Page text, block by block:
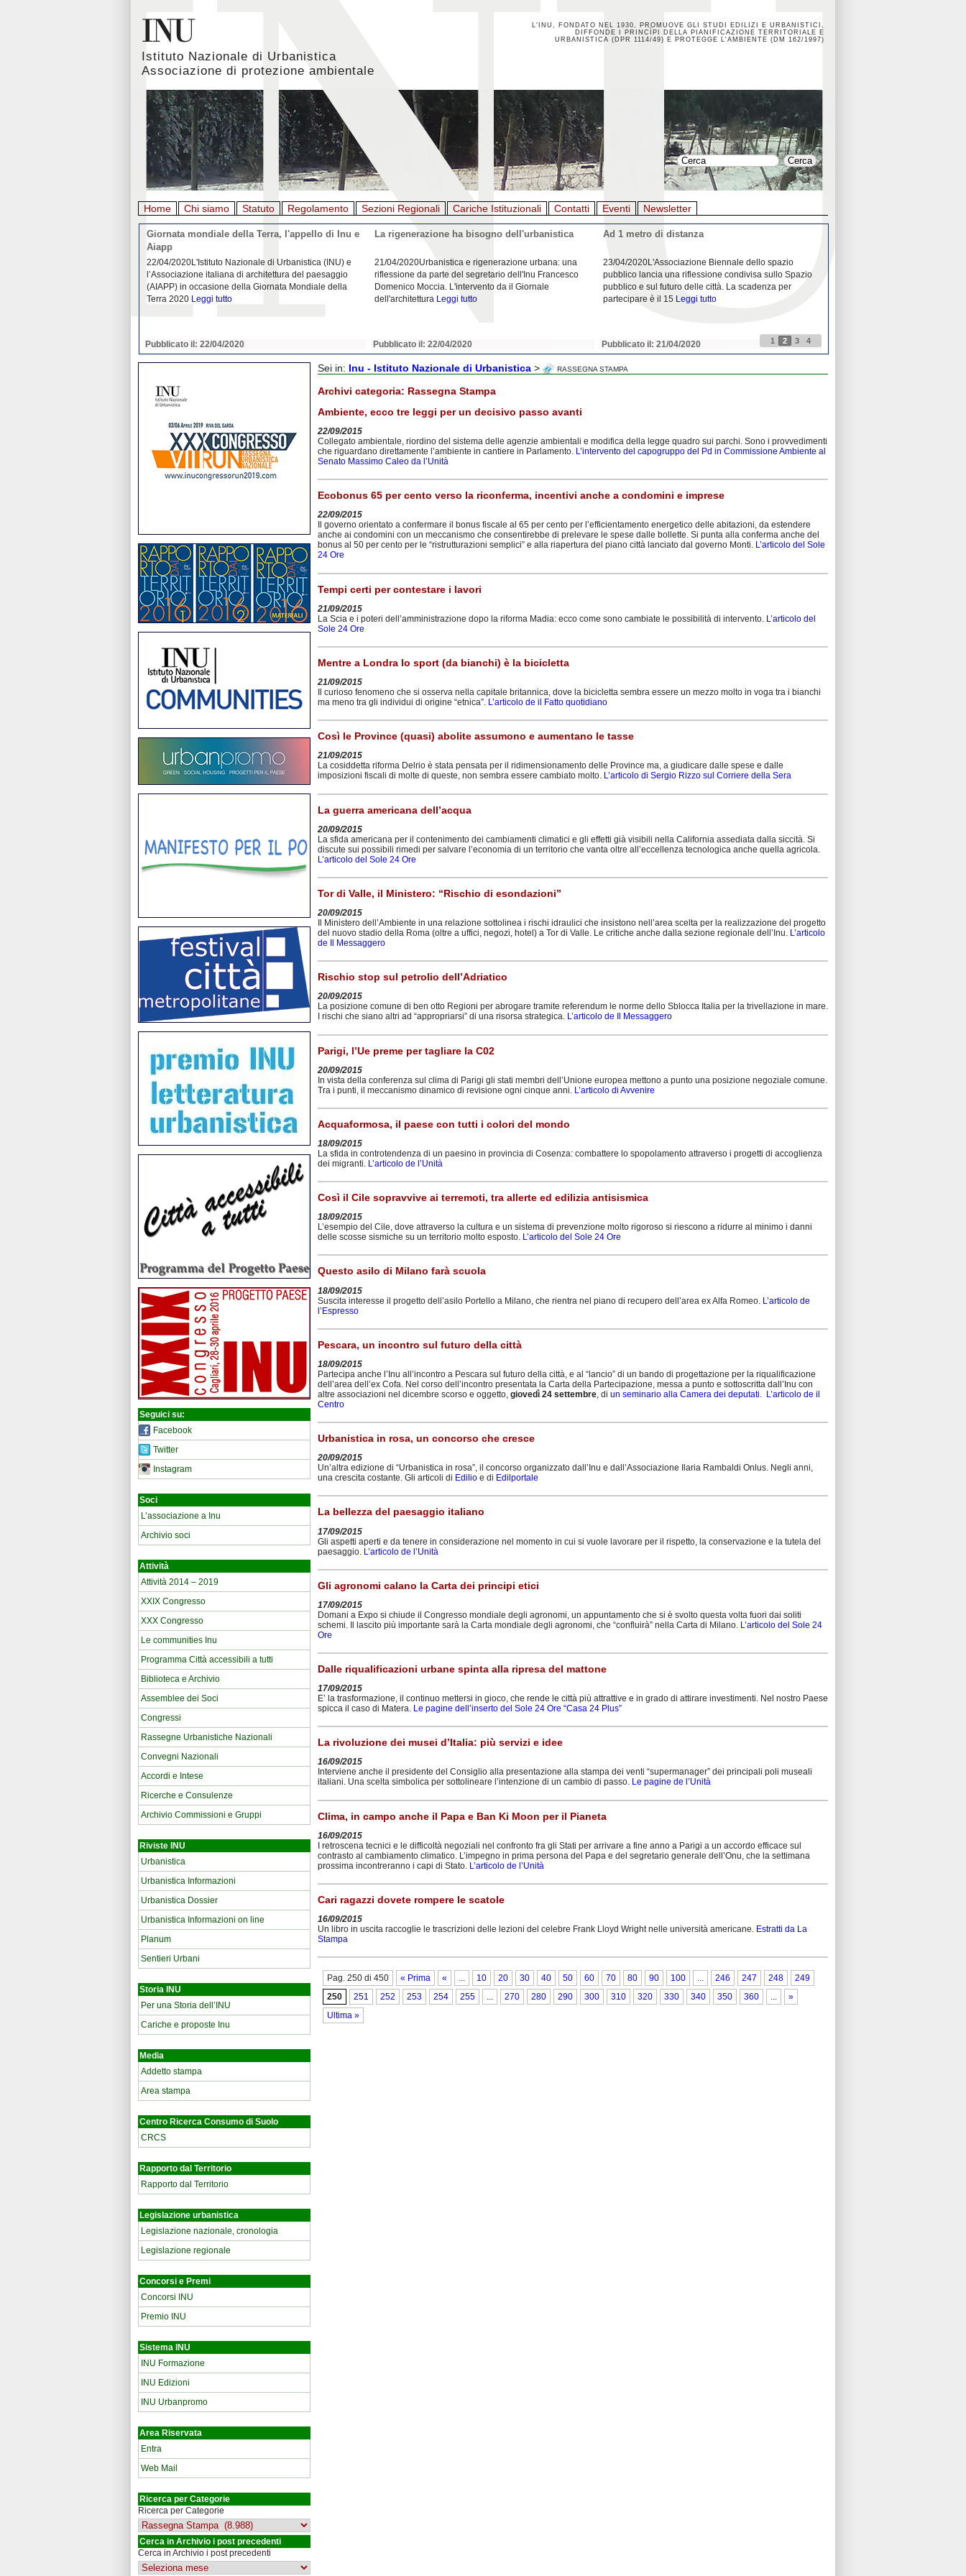
Istituto Nazionale di Urbanistica
Associazione di protezione ambientale
L'INU, FONDATO NEL 1930, PROMUOVE GLI STUDI EDILIZI E URBANISTICI,
DIFFONDE I PRINCÌPI DELLA PIANIFICAZIONE TERRITORIALE E
URBANISTICA (DPR 1114/49) E PROTEGGE L'AMBIENTE (DM 162/1997)
Home Chi siamo Statuto Regolamento Sezioni Regionali Cariche Istituzionali Contatti Eventi Newsletter
Giornata mondiale della Terra, l'appello di Inu e
Aiapp
22/04/2020L'Istituto Nazionale di Urbanistica (INU) e
l’Associazione italiana di architettura del paesaggio
(AIAPP) in occasione della Giornata Mondiale della
Terra 2020 Leggi tutto
Pubblicato il: 22/04/2020
La rigenerazione ha bisogno dell'urbanistica
21/04/2020Urbanistica e rigenerazione urbana: una
riflessione da parte del segretario dell'Inu Francesco
Domenico Moccia. L'intervento da il Giornale
dell'architettura Leggi tutto
Pubblicato il: 22/04/2020
Ad 1 metro di distanza
23/04/2020L'Associazione Biennale dello spazio
pubblico lancia una riflessione condivisa sullo Spazio
pubblico e sul futuro delle città. La scadenza per
partecipare è il 15 Leggi tutto
Pubblicato il: 21/04/2020 1 2 3 4
Seguici su:
Facebook
Twitter
Instagram
Soci
L’associazione a Inu
Archivio soci
Attività
Attività 2014 – 2019
XXIX Congresso
XXX Congresso
Le communities Inu
Programma Città accessibili a tutti
Biblioteca e Archivio
Assemblee dei Soci
Congressi
Rassegne Urbanistiche Nazionali
Convegni Nazionali
Accordi e Intese
Ricerche e Consulenze
Archivio Commissioni e Gruppi
Riviste INU
Urbanistica
Urbanistica Informazioni
Urbanistica Dossier
Urbanistica Informazioni on line
Planum
Sentieri Urbani
Storia INU
Per una Storia dell’INU
Cariche e proposte Inu
Media
Addetto stampa
Area stampa
Centro Ricerca Consumo di Suolo
CRCS
Rapporto dal Territorio
Rapporto dal Territorio
Legislazione urbanistica
Legislazione nazionale, cronologia
Legislazione regionale
Concorsi e Premi
Concorsi INU
Premio INU
Sistema INU
INU Formazione
INU Edizioni
INU Urbanpromo
Area Riservata
Entra
Web Mail
Ricerca per Categorie
Ricerca per Categorie
Cerca in Archivio i post precedenti
Cerca in Archivio i post precedenti
Sei in: Inu - Istituto Nazionale di Urbanistica > RASSEGNA STAMPA
Archivi categoria: Rassegna Stampa
Ambiente, ecco tre leggi per un decisivo passo avanti
22/09/2015
Collegato ambientale, riordino del sistema delle agenzie ambientali e modifica della legge quadro sui parchi. Sono i provvedimenti
che riguardano direttamente l’ambiente in cantiere in Parlamento. L’intervento del capogruppo del Pd in Commissione Ambiente al
Senato Massimo Caleo da l’Unità
Ecobonus 65 per cento verso la riconferma, incentivi anche a condomini e imprese
22/09/2015
Il governo orientato a confermare il bonus fiscale al 65 per cento per l’efficientamento energetico delle abitazioni, da estendere
anche ai condomini con un meccanismo che consentirebbe di prelevare le spese dalle bollette. Si punta alla conferma anche del
bonus al 50 per cento per le “ristrutturazioni semplici” e alla riapertura del piano città lanciato dal governo Monti. L’articolo del Sole
24 Ore
Tempi certi per contestare i lavori
21/09/2015
La Scia e i poteri dell’amministrazione dopo la riforma Madia: ecco come sono cambiate le possibilità di intervento. L’articolo del
Sole 24 Ore
Mentre a Londra lo sport (da bianchi) è la bicicletta
21/09/2015
Il curioso fenomeno che si osserva nella capitale britannica, dove la bicicletta sembra essere un mezzo molto in voga tra i bianchi
ma meno tra gli individui di origine “etnica”. L’articolo de il Fatto quotidiano
Così le Province (quasi) abolite assumono e aumentano le tasse
21/09/2015
La cosiddetta riforma Delrio è stata pensata per il ridimensionamento delle Province ma, a giudicare dalle spese e dalle
imposizioni fiscali di molte di queste, non sembra essere cambiato molto. L’articolo di Sergio Rizzo sul Corriere della Sera
La guerra americana dell’acqua
20/09/2015
La sfida americana per il contenimento dei cambiamenti climatici e gli effetti già visibili nella California assediata dalla siccità. Si
discute sui possibili rimedi per salvare l’economia di un territorio che vanta oltre all’eccellenza tecnologica anche quella agricola.
L’articolo del Sole 24 Ore
Tor di Valle, il Ministero: “Rischio di esondazioni”
20/09/2015
Il Ministero dell’Ambiente in una relazione sottolinea i rischi idraulici che insistono nell’area scelta per la realizzazione del progetto
del nuovo stadio della Roma (oltre a uffici, negozi, hotel) a Tor di Valle. Le critiche anche dalla sezione regionale dell’Inu. L’articolo
de Il Messaggero
Rischio stop sul petrolio dell’Adriatico
20/09/2015
La posizione comune di ben otto Regioni per abrogare tramite referendum le norme dello Sblocca Italia per la trivellazione in mare.
I rischi che siano altri ad “appropriarsi” di una risorsa strategica. L’articolo de Il Messaggero
Parigi, l’Ue preme per tagliare la C02
20/09/2015
In vista della conferenza sul clima di Parigi gli stati membri dell’Unione europea mettono a punto una posizione negoziale comune.
Tra i punti, il meccanismo dinamico di revisione ogni cinque anni. L’articolo di Avvenire
Acquaformosa, il paese con tutti i colori del mondo
18/09/2015
La sfida in controtendenza di un paesino in provincia di Cosenza: combattere lo spopolamento attraverso i progetti di accoglienza
dei migranti. L’articolo de l’Unità
Così il Cile sopravvive ai terremoti, tra allerte ed edilizia antisismica
18/09/2015
L’esempio del Cile, dove attraverso la cultura e un sistema di prevenzione molto rigoroso si riescono a ridurre al minimo i danni
delle scosse sismiche su un territorio molto esposto. L’articolo del Sole 24 Ore
Questo asilo di Milano farà scuola
18/09/2015
Suscita interesse il progetto dell’asilo Portello a Milano, che rientra nel piano di recupero dell’area ex Alfa Romeo. L’articolo de
l’Espresso
Pescara, un incontro sul futuro della città
18/09/2015
Partecipa anche l’Inu all’incontro a Pescara sul futuro della città, e al “lancio” di un bando di progettazione per la riqualificazione
dell’area dell’ex Cofa. Nel corso dell’incontro presentata la Carta della Partecipazione, messa a punto e sottoscritta dall’Inu con
altre associazioni nel dicembre scorso e oggetto, giovedì 24 settembre, di un seminario alla Camera dei deputati. L’articolo de il
Centro
Urbanistica in rosa, un concorso che cresce
20/09/2015
Un’altra edizione di “Urbanistica in rosa”, il concorso organizzato dall’Inu e dall’Associazione Ilaria Rambaldi Onlus. Negli anni,
una crescita costante. Gli articoli di Edilio e di Edilportale
La bellezza del paesaggio italiano
17/09/2015
Gli aspetti aperti e da tenere in considerazione nel momento in cui si vuole lavorare per il rispetto, la conservazione e la tutela del
paesaggio. L’articolo de l’Unità
Gli agronomi calano la Carta dei principi etici
17/09/2015
Domani a Expo si chiude il Congresso mondiale degli agronomi, un appuntamento che si è svolto questa volta fuori dai soliti
schemi. Il lascito più importante sarà la Carta mondiale degli agronomi, che “confluirà” nella Carta di Milano. L’articolo del Sole 24
Ore
Dalle riqualificazioni urbane spinta alla ripresa del mattone
17/09/2015
E’ la trasformazione, il continuo mettersi in gioco, che rende le città più attrattive e in grado di attirare investimenti. Nel nostro Paese
spicca il caso di Matera. Le pagine dell’inserto del Sole 24 Ore “Casa 24 Plus”
La rivoluzione dei musei d’Italia: più servizi e idee
16/09/2015
Interviene anche il presidente del Consiglio alla presentazione alla stampa dei venti “supermanager” dei principali poli museali
italiani. Una scelta simbolica per sottolineare l’intenzione di un cambio di passo. Le pagine de l’Unità
Clima, in campo anche il Papa e Ban Ki Moon per il Pianeta
16/09/2015
I retroscena tecnici e le difficoltà negoziali nel confronto fra gli Stati per arrivare a fine anno a Parigi a un accordo efficace sul
contrasto al cambiamento climatico. L’impegno in prima persona del Papa e del segretario generale dell’Onu, che la settimana
prossima incontreranno i capi di Stato. L’articolo de l’Unità
Cari ragazzi dovete rompere le scatole
16/09/2015
Un libro in uscita raccoglie le trascrizioni delle lezioni del celebre Frank Lloyd Wright nelle università americane. Estratti da La
Stampa
Pag. 250 di 450 « Prima « ... 10 20 30 40 50 60 70 80 90 100 ... 246 247 248
249
250
251 252 253 254 255 ... 270 280 290 300 310 320 330 340 350 360 ...
»
Ultima »